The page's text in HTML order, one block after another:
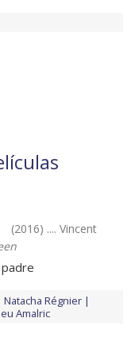
(2016) .... Vincent
Natacha Régnier
Amalric